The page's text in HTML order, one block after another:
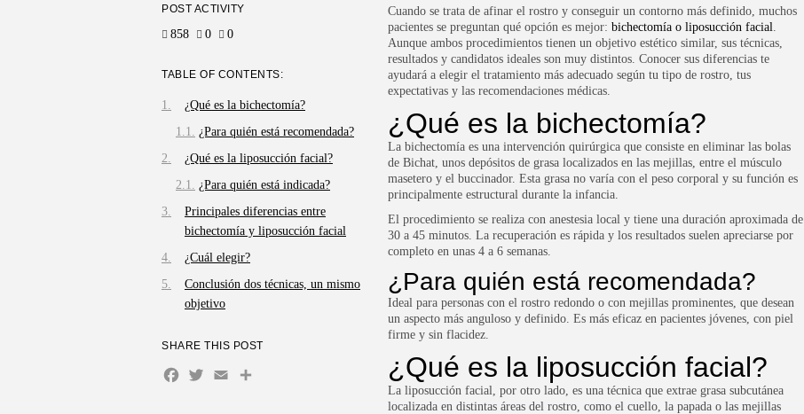
Cuando se trata de afinar el rostro y conseguir un contorno más definido, muchos
pacientes se preguntan qué opción es mejor: bichectomía o liposucción facial.
Aunque ambos procedimientos tienen un objetivo estético similar, sus técnicas,
resultados y candidatos ideales son muy distintos. Conocer sus diferencias te
ayudará a elegir el tratamiento más adecuado según tu tipo de rostro, tus
expectativas y las recomendaciones médicas.
¿Qué es la bichectomía?
La bichectomía es una intervención quirúrgica que consiste en eliminar las bolas
de Bichat, unos depósitos de grasa localizados en las mejillas, entre el músculo
masetero y el buccinador. Esta grasa no varía con el peso corporal y su función es
principalmente estructural durante la infancia.
El procedimiento se realiza con anestesia local y tiene una duración aproximada de
30 a 45 minutos. La recuperación es rápida y los resultados suelen apreciarse por
completo en unas 4 a 6 semanas.
¿Para quién está recomendada?
Ideal para personas con el rostro redondo o con mejillas prominentes, que desean
un aspecto más anguloso y definido. Es más eficaz en pacientes jóvenes, con piel
firme y sin flacidez.
¿Qué es la liposucción facial?
La liposucción facial, por otro lado, es una técnica que extrae grasa subcutánea
localizada en distintas áreas del rostro, como el cuello, la papada o las mejillas
POST ACTIVITY
858 0 0
TABLE OF CONTENTS:
¿Qué es la bichectomía?
¿Para quién está recomendada?
¿Qué es la liposucción facial?
¿Para quién está indicada?
Principales diferencias entre
bichectomía y liposucción facial
¿Cuál elegir?
Conclusión dos técnicas, un mismo
objetivo
SHARE THIS POST
Facebook
Twitter
EmailCompartir